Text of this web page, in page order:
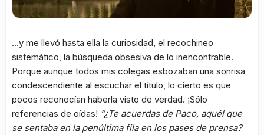
…y me llevó hasta ella la curiosidad, el recochineo
sistemático, la búsqueda obsesiva de lo inencontrable.
Porque aunque todos mis colegas esbozaban una sonrisa
condescendiente al escuchar el título, lo cierto es que
pocos reconocían haberla visto de verdad. ¡Sólo
referencias de oídas! “¿Te acuerdas de Paco, aquél que
se sentaba en la penúltima fila en los pases de prensa?